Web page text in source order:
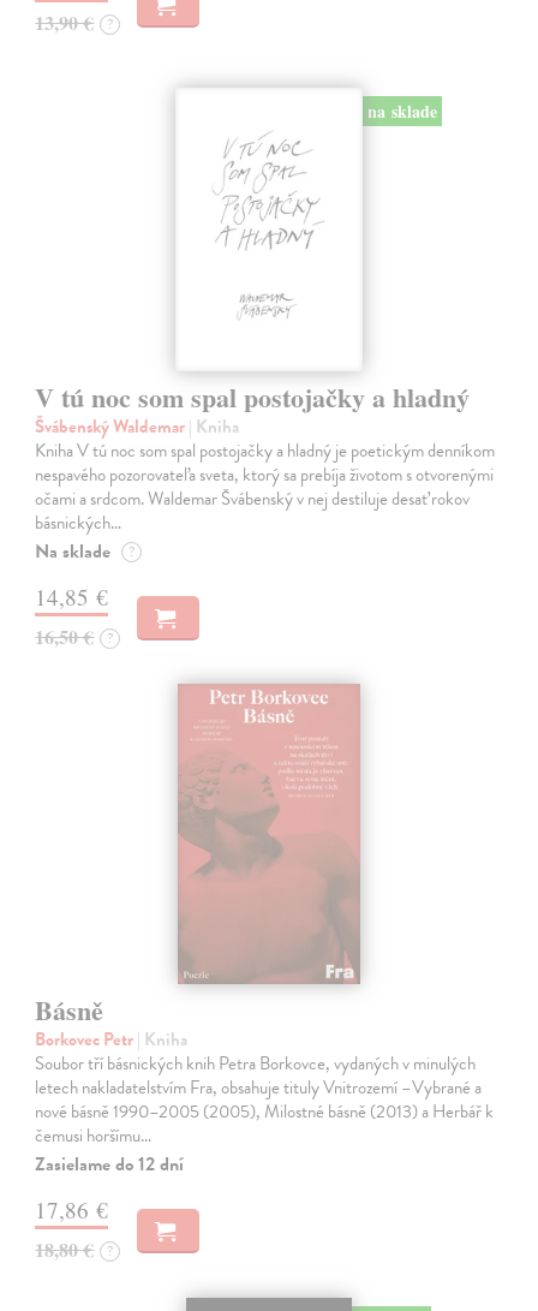
13,90 € ?
na sklade
V tú noc som spal postojačky a hladný
Švábenský Waldemar| Kniha
Kniha V tú noc som spal postojačky a hladný je poetickým denníkom
nespavého pozorovateľa sveta, ktorý sa prebíja životom s otvorenými
očami a srdcom. Waldemar Švábenský v nej destiluje desať rokov
básnických…
Na sklade ?
14,85 €
16,50 € ?
Básně
Borkovec Petr| Kniha
Soubor tří básnických knih Petra Borkovce, vydaných v minulých
letech nakladatelstvím Fra, obsahuje tituly Vnitrozemí –Vybrané a
nové básně 1990–2005 (2005), Milostné básně (2013) a Herbář k
čemusi horšímu…
Zasielame do 12 dní
17,86 €
18,80 € ?